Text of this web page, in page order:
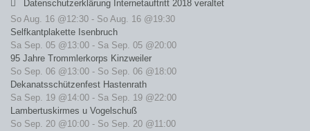
Datenschutzerklärung Internetauftritt 2018 veraltet
So Aug. 16 @12:30 - So Aug. 16 @19:30
Selfkantplakette Isenbruch
Sa Sep. 05 @13:00 - Sa Sep. 05 @20:00
95 Jahre Trommlerkorps Kinzweiler
So Sep. 06 @13:00 - So Sep. 06 @18:00
Dekanatsschützenfest Hastenrath
Sa Sep. 19 @14:00 - Sa Sep. 19 @22:00
Lambertuskirmes u Vogelschuß
So Sep. 20 @10:00 - So Sep. 20 @11:00